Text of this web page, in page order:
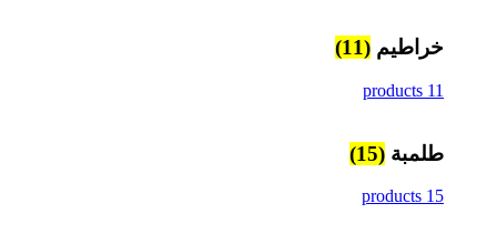
خراطيم (11)
11 products
طلمبة (15)
15 products